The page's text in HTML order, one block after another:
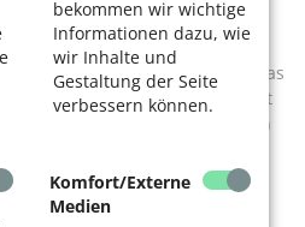
bekommen wir wichtige
Informationen dazu, wie
wir Inhalte und
Gestaltung der Seite
verbessern können.
Komfort/Externe
Medien
zur Anlage, diesmal das
Zulieferers. Das Prozedere ist
Co-Fermentationsanlage an den
Material abpumpen. Jetzt
einen deutlichen
Manuel Hartenberger